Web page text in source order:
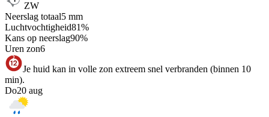
ZW
Neerslag totaal5 mm
Luchtvochtigheid81%
Kans op neerslag90%
Uren zon6
Je huid kan in volle zon extreem snel verbranden (binnen 10
min).
Do20 aug